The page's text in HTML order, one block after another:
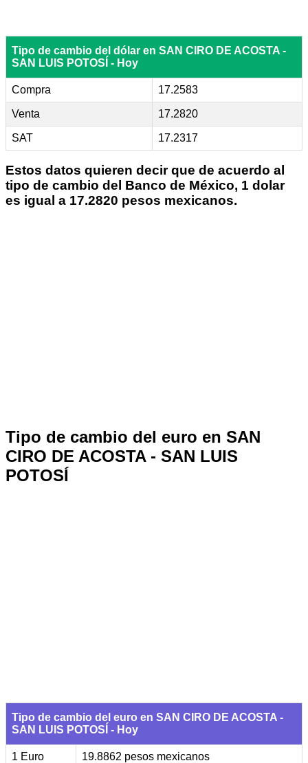
Tipo de cambio del dólar en SAN CIRO DE ACOSTA -
SAN LUIS POTOSÍ - Hoy
Compra 17.2583
Venta 17.2820
SAT 17.2317
Estos datos quieren decir que de acuerdo al
tipo de cambio del Banco de México, 1 dolar
es igual a 17.2820 pesos mexicanos.
Tipo de cambio del euro en SAN
CIRO DE ACOSTA - SAN LUIS
POTOSÍ
Tipo de cambio del euro en SAN CIRO DE ACOSTA -
SAN LUIS POTOSÍ - Hoy
1 Euro 19.8862 pesos mexicanos